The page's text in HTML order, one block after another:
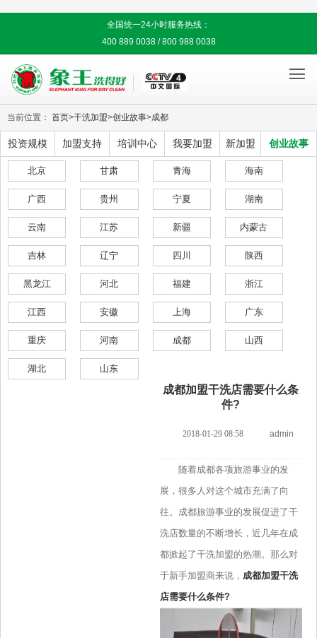
全国统一24小时服务热线：
400 889 0038 / 800 988 0038

当前位置： 首页>干洗加盟>创业故事>成都
投资规模 加盟支持 培训中心 我要加盟 新加盟 创业故事
北京 甘肃 青海 海南
广西 贵州 宁夏 湖南
云南 江苏 新疆 内蒙古
吉林 辽宁 四川 陕西
黑龙江 河北 福建 浙江
江西 安徽 上海 广东
重庆 河南 成都 山西
湖北 山东
成都加盟干洗店需要什么条
件?
2018-01-29 08:58 admin
随着成都各项旅游事业的发
展，很多人对这个城市充满了向
往。成都旅游事业的发展促进了干
洗店数量的不断增长，近几年在成
都掀起了干洗加盟的热潮。那么对
于新手加盟商来说， 成都加盟干洗
店需要什么条件?